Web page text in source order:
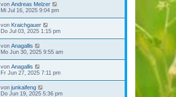
von Andreas Melzer
Mi Jul 16, 2025 9:04 pm
von Kraichgauer
Do Jul 03, 2025 1:15 pm
von Anagallis
Mo Jun 30, 2025 9:55 am
von Anagallis
Fr Jun 27, 2025 7:11 pm
von junkaifeng
Do Jun 19, 2025 5:36 pm